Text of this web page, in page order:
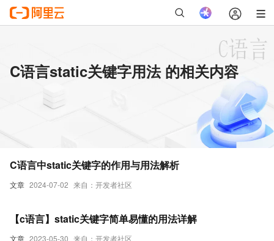
C语言static关键字用法 的相关内容
文章 2024-07-02 来自：开发者社区
C语言中static关键字的作用与用法解析
文章 2023-05-30 来自：开发者社区
【c语言】static关键字简单易懂的用法详解